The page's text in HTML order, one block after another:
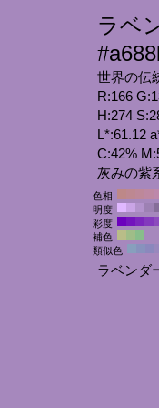
ラベ
世界の伝
R:166
H:274
L*:61.12
C:42%
灰みの紫
色相
明度
彩度
補色
類似色
ラベンダ